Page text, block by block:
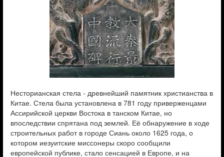
Несторианская стела - древнейший памятник христианства в
Китае. Стела была установлена в 781 году приверженцами
Ассирийской церкви Востока в танском Китае, но
впоследствии спрятана под землей. Её обнаружение в ходе
строительных работ в городе Сиань около 1625 года, о
котором иезуитские миссонеры скоро сообщили
европейской публике, стало сенсацией в Европе, и на